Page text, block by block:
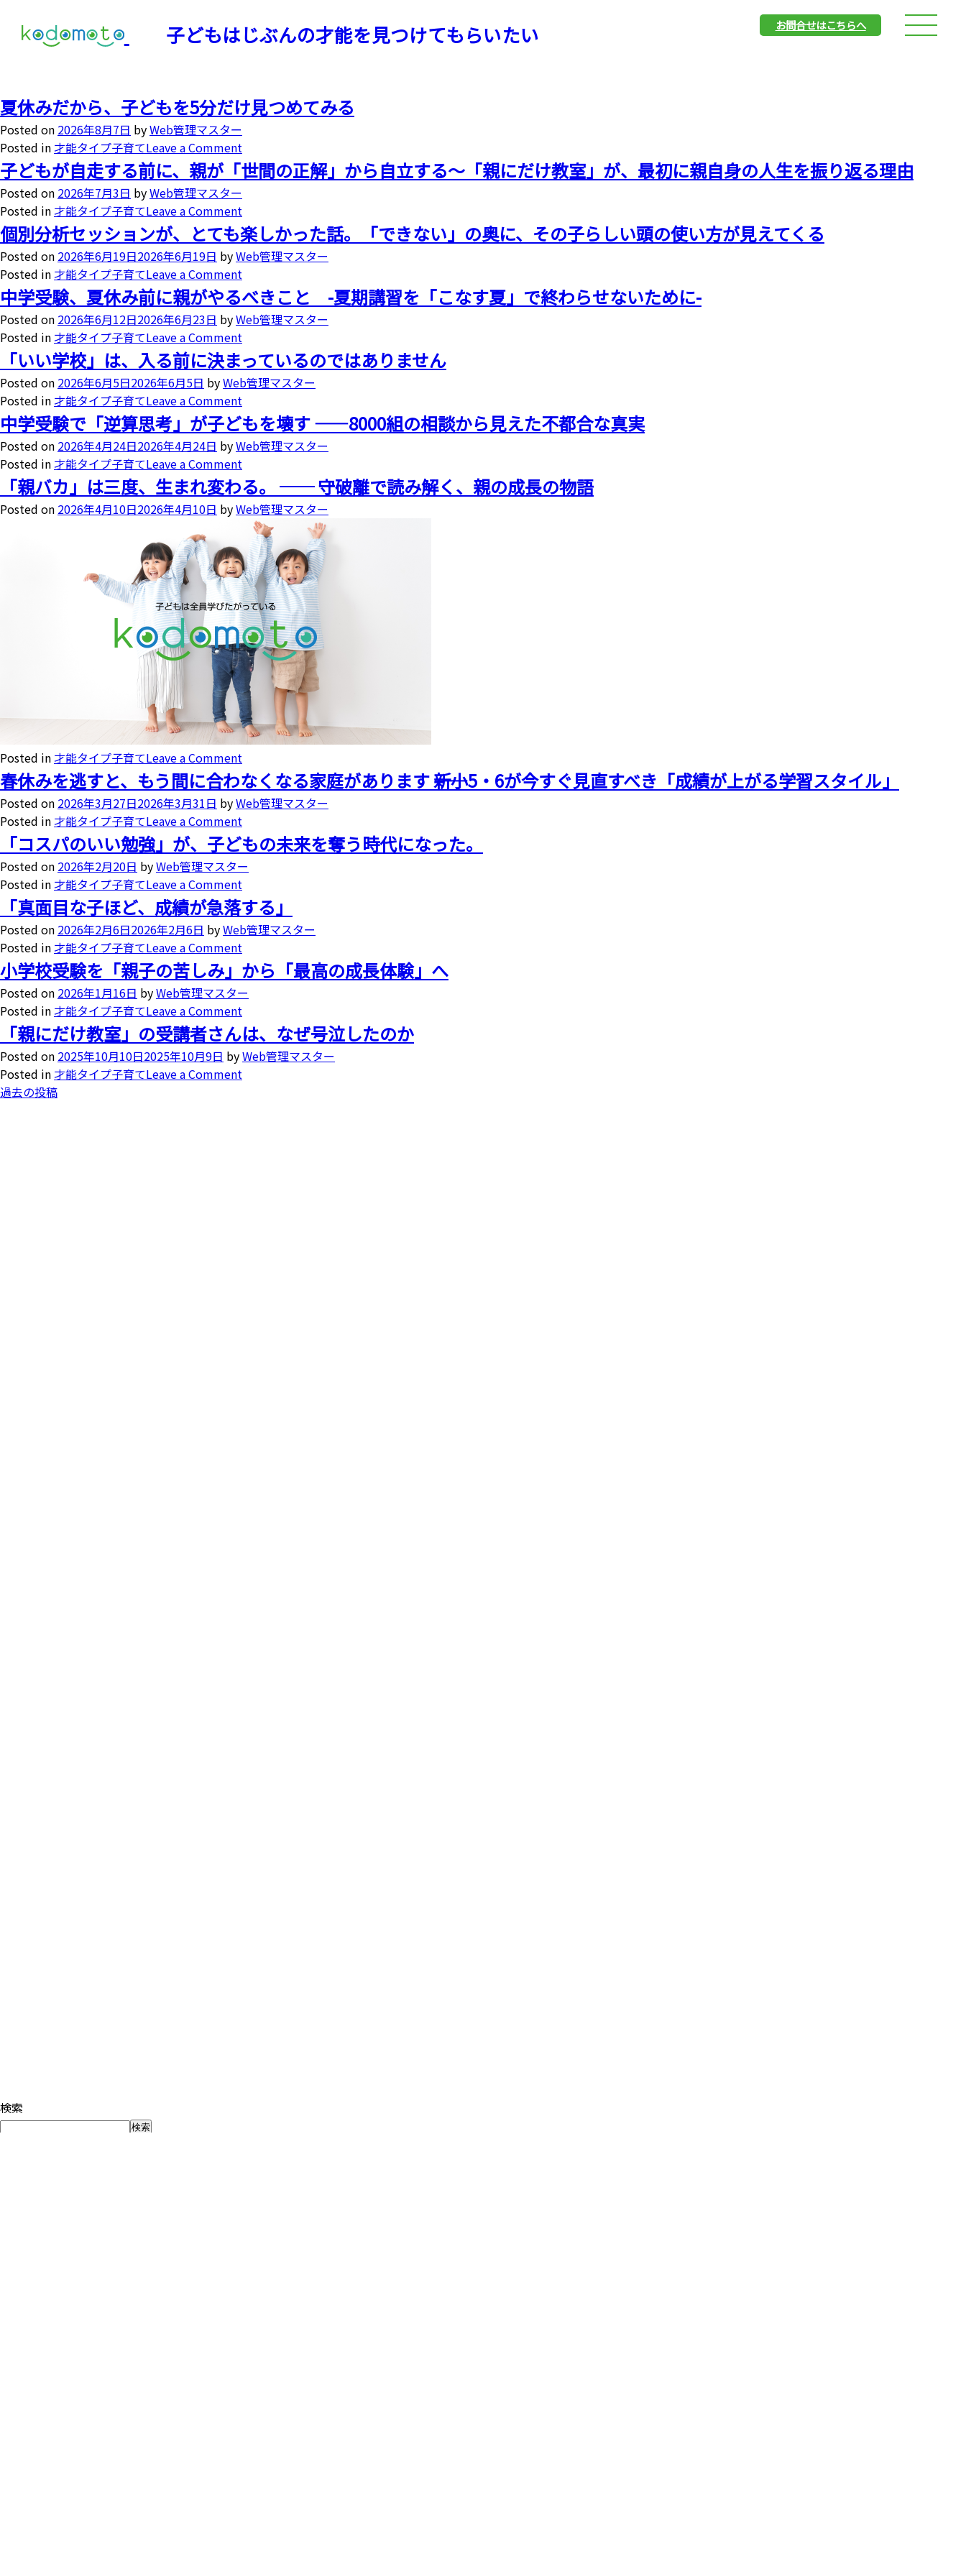
子どもはじぶんの才能を見つけてもらいたい お問合せはこちらへ
夏休みだから、子どもを5分だけ見つめてみる
Posted on 2026年8月7日 byWeb管理マスター
Posted in才能タイプ子育てLeave a Comment
子どもが自走する前に、親が「世間の正解」から自立する〜「親にだけ教室」が、最初に親自身の人生を振り返る理由
Posted on 2026年7月3日 byWeb管理マスター
Posted in才能タイプ子育てLeave a Comment
個別分析セッションが、とても楽しかった話。「できない」の奥に、その子らしい頭の使い方が見えてくる
Posted on 2026年6月19日2026年6月19日 byWeb管理マスター
Posted in才能タイプ子育てLeave a Comment
中学受験、夏休み前に親がやるべきこと -夏期講習を「こなす夏」で終わらせないために-
Posted on 2026年6月12日2026年6月23日 byWeb管理マスター
Posted in才能タイプ子育てLeave a Comment
「いい学校」は、入る前に決まっているのではありません
Posted on 2026年6月5日2026年6月5日 byWeb管理マスター
Posted in才能タイプ子育てLeave a Comment
中学受験で「逆算思考」が子どもを壊す ——8000組の相談から見えた不都合な真実
Posted on 2026年4月24日2026年4月24日 byWeb管理マスター
Posted in才能タイプ子育てLeave a Comment
「親バカ」は三度、生まれ変わる。 ── 守破離で読み解く、親の成長の物語
Posted on 2026年4月10日2026年4月10日 byWeb管理マスター
Posted in才能タイプ子育てLeave a Comment
春休みを逃すと、もう間に合わなくなる家庭があります ――新小5・6が今すぐ見直すべき「成績が上がる学習スタイル」
Posted on 2026年3月27日2026年3月31日 byWeb管理マスター
Posted in才能タイプ子育てLeave a Comment
「コスパのいい勉強」が、子どもの未来を奪う時代になった。
Posted on 2026年2月20日 byWeb管理マスター
Posted in才能タイプ子育てLeave a Comment
「真面目な子ほど、成績が急落する」
Posted on 2026年2月6日2026年2月6日 byWeb管理マスター
Posted in才能タイプ子育てLeave a Comment
小学校受験を「親子の苦しみ」から「最高の成長体験」へ
Posted on 2026年1月16日 byWeb管理マスター
Posted in才能タイプ子育てLeave a Comment
「親にだけ教室」の受講者さんは、なぜ号泣したのか
Posted on 2025年10月10日2025年10月9日 byWeb管理マスター
Posted in才能タイプ子育てLeave a Comment
過去の投稿
検索
検索